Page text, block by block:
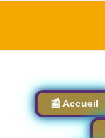
📰 Accueil